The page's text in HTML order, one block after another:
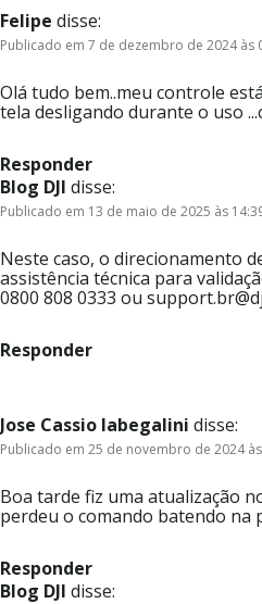
Felipe disse:
Publicado em 7 de dezembro de 2024 às
Olá tudo bem..meu controle
tela desligando durante o uso
Responder
Blog DJI disse:
Publicado em 13 de maio de 2025 às
Neste caso, o direcionamento
assistência técnica para
0800 808 0333 ou
Responder
Jose Cassio labegalini disse:
Publicado em 25 de novembro de 2024
Boa tarde fiz uma atualização
perdeu o comando batendo na
Responder
Blog DJI disse: